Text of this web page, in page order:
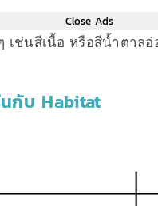
Close Ads
เช่นสีเนื้อ หรือสีน้ำตาล
กับ Habitat